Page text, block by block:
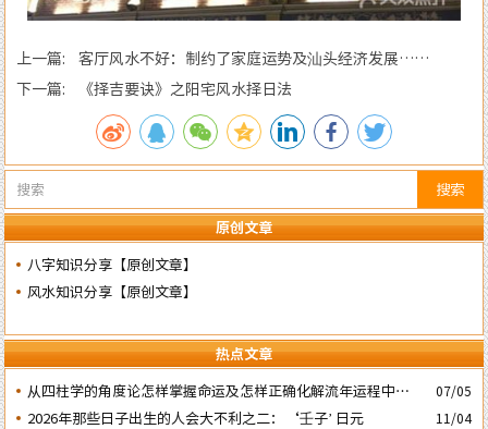
搜索
原创文章
八字知识分享【原创文章】
风水知识分享【原创文章】
热点文章
​从四柱学的角度论怎样掌握命运及怎样正确化解流年运程中的灾
祸
07/05
2026年那些日子出生的人会大不利之二：‘壬子’ 日元 11/04
上一篇: 客厅风水不好：制约了家庭运势及汕头经济发展……
下一篇: 《择吉要诀》之阳宅风水择日法